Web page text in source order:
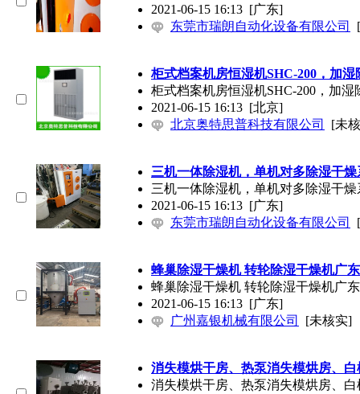
2021-06-15 16:13 [广东]
东莞市瑞朗自动化设备有限公司
柜式档案机房恒湿机SHC-200，加湿
柜式档案机房恒湿机SHC-200，加湿
2021-06-15 16:13 [北京]
北京奥特思普科技有限公司
[未
三机一体除湿机，单机对多除湿干燥
三机一体除湿机，单机对多除湿干燥
2021-06-15 16:13 [广东]
东莞市瑞朗自动化设备有限公司
蜂巢除湿干燥机 转轮除湿干燥机广
蜂巢除湿干燥机 转轮除湿干燥机广
2021-06-15 16:13 [广东]
广州嘉银机械有限公司
[未核实]
消失模烘干房、热泵消失模烘房、
消失模烘干房、热泵消失模烘房、